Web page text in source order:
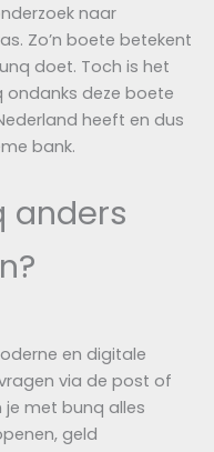
naar
Zo’n boete betekent
doet. Toch is het
deze boete
heeft en dus
bank.
anders
en digitale
via de post of
met bunq alles
geld